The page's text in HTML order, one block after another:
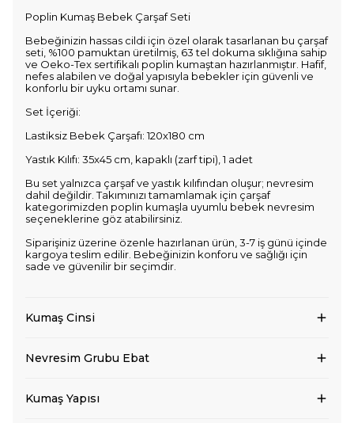
Poplin Kumaş Bebek Çarşaf Seti
Bebeğinizin hassas cildi için özel olarak tasarlanan bu çarşaf
seti, %100 pamuktan üretilmiş, 63 tel dokuma sıklığına sahip
ve Oeko-Tex sertifikalı poplin kumaştan hazırlanmıştır. Hafif,
nefes alabilen ve doğal yapısıyla bebekler için güvenli ve
konforlu bir uyku ortamı sunar.
Set İçeriği:
Lastiksiz Bebek Çarşafı: 120x180 cm
Yastık Kılıfı: 35x45 cm, kapaklı (zarf tipi), 1 adet
Bu set yalnızca çarşaf ve yastık kılıfından oluşur; nevresim
dahil değildir. Takımınızı tamamlamak için çarşaf
kategorimizden poplin kumaşla uyumlu bebek nevresim
seçeneklerine göz atabilirsiniz.
Siparişiniz üzerine özenle hazırlanan ürün, 3-7 iş günü içinde
kargoya teslim edilir. Bebeğinizin konforu ve sağlığı için
sade ve güvenilir bir seçimdir.
Kumaş Cinsi
Nevresim Grubu Ebat
Kumaş Yapısı